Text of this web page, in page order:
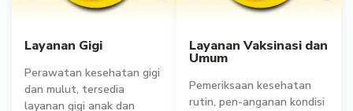
Layanan Gigi
Perawatan kesehatan gigi
dan mulut, tersedia
layanan gigi anak dan
Layanan Vaksinasi dan
Umum
Pemeriksaan kesehatan
rutin, pen-anganan kondisi